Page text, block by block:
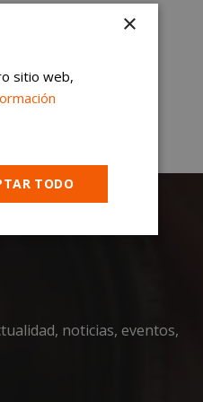
noticias, eventos,
×
sitio web,
TODO
Cookies no